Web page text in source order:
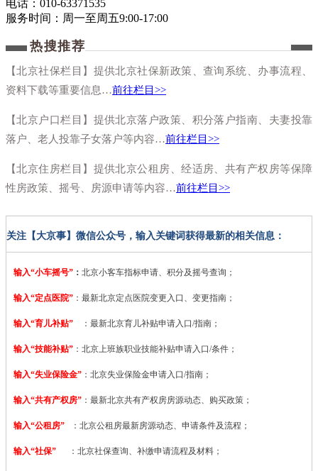
电话： 010-63371535
服务时间：周一至周五9:00-17:00
热搜推荐
【北京社保栏目】提供北京社保新政策、查询系统、办事流程、
资料下载等重要信息…前往栏目>>
【北京户口栏目】提供北京落户政策、积分落户指南、夫妻投靠
落户、老人投靠子女落户等内容…前往栏目>>
【北京住房栏目】提供北京公租房、经适房、共有产权房等保障
性房政策、摇号、房源申请等内容…前往栏目>>
关注【大京事】微信公众号，输入关键词获得最新的相关信息：
输入“小车摇号” ： 北京小客车指标申请、积分及摇号查询；
输入“定点医院” ： 最新北京定点医院变更入口、变更指南；
输入“育儿补贴” ：最新北京育儿补贴申请入口/指南；
输入“技能补贴” ： 北京上班族职业技能补贴申请入口/条件；
输入“失业保险金” ：北京失业保险金申请入口/指南；
输入“共有产权房” ：最新北京共有产权房房源动态、购买政策；
输入“公租房” ：北京公租房最新房源动态、申请条件及流程；
输入“社保” ：北京社保查询、补缴申请流程及材料；